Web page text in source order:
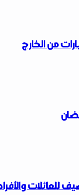
من الخارج